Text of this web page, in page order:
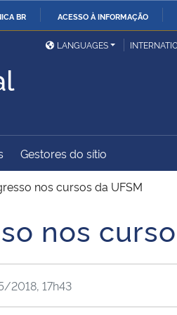
BR ACESSO À INFORMAÇÃO
Ministério das Relações
Exteriores
Controladoria-Geral da
Banco Central do Brasil
LANGUAGES
Gestores do sítio
nos cursos da UFSM
nos
2018, 17h43